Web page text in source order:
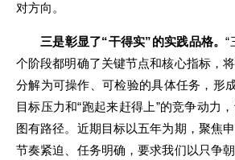
对方向。
三是彰显了“干得实”的实践品格。“
个阶段都明确了关键节点和核心指标，
分解为可操作、可检验的具体任务，形
目标压力和“跑起来赶得上”的竞争动力
图有路径。近期目标以五年为期，聚焦
节奏紧迫、任务明确，要求我们以只争